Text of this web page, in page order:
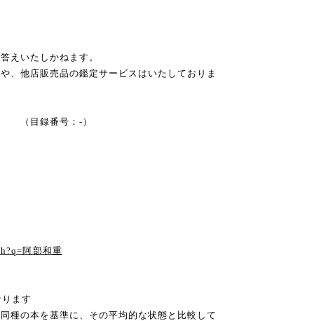
えいたしかねます。
、他店販売品の鑑定サービスはいたしておりま
（目録番号：-）
阿部和重
ます
種の本を基準に、その平均的な状態と比較して